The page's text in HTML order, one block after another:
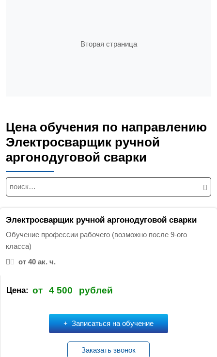
Вторая страница
Цена обучения по направлению
Электросварщик ручной
аргонодуговой сварки
Н
а
т
Электросварщик ручной аргонодуговой сварки
Обучение профессии рабочего (возможно после 9-ого
класса)
от 40 ак. ч.
Цена: от 4 500 рублей
Записаться на обучение
Заказать звонок